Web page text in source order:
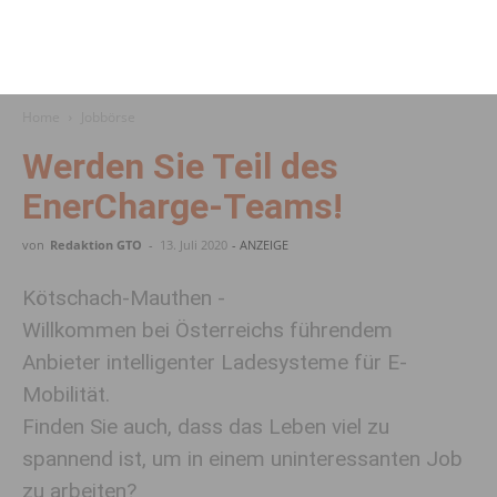
Werden Sie Teil des
EnerCharge-Teams!
von Redaktion GTO - 13. Juli 2020 - ANZEIGE
Kötschach-Mauthen -
Willkommen bei Österreichs führendem
Anbieter intelligenter Ladesysteme für E-
Mobilität.
Finden Sie auch, dass das Leben viel zu
spannend ist, um in einem uninteressanten Job
zu arbeiten?